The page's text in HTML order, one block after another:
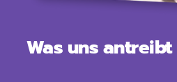
Was uns antreibt